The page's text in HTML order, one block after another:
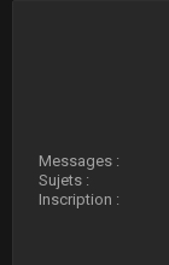
Messages :
Sujets :
Inscription :